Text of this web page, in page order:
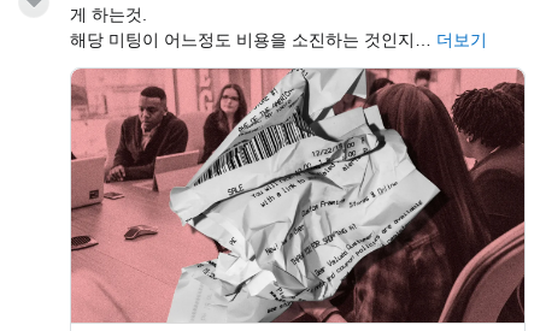
게 하는것.
해당 미팅이 어느정도 비용을 소진하는 것인지… 더보기